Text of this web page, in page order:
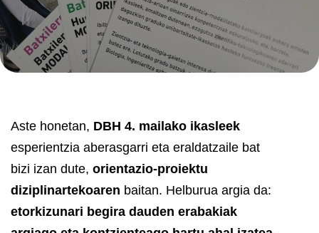
Aste honetan, DBH 4. mailako ikasleek
esperientzia aberasgarri eta eraldatzaile bat
bizi izan dute, orientazio-proiektu
diziplinartekoaren baitan. Helburua argia da:
etorkizunari begira dauden erabakiak